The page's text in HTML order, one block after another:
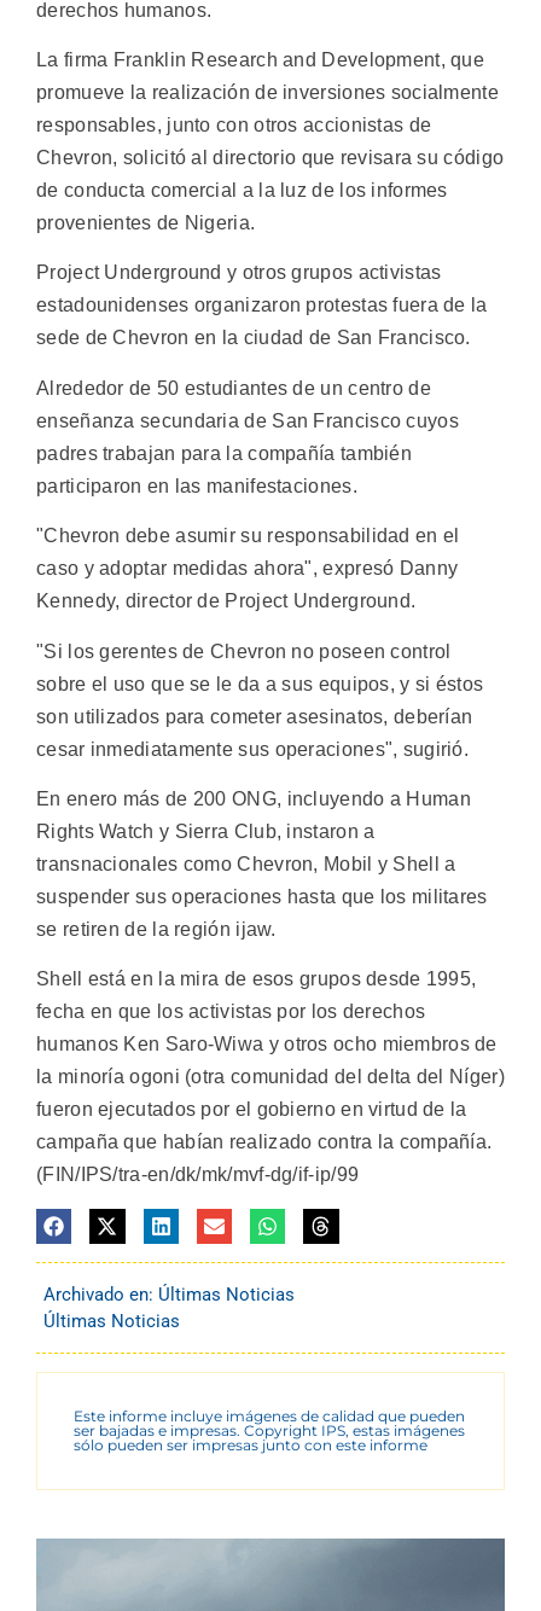
derechos humanos.
La firma Franklin Research and Development, que
promueve la realización de inversiones socialmente
responsables, junto con otros accionistas de
Chevron, solicitó al directorio que revisara su código
de conducta comercial a la luz de los informes
provenientes de Nigeria.
Project Underground y otros grupos activistas
estadounidenses organizaron protestas fuera de la
sede de Chevron en la ciudad de San Francisco.
Alrededor de 50 estudiantes de un centro de
enseñanza secundaria de San Francisco cuyos
padres trabajan para la compañía también
participaron en las manifestaciones.
"Chevron debe asumir su responsabilidad en el
caso y adoptar medidas ahora", expresó Danny
Kennedy, director de Project Underground.
"Si los gerentes de Chevron no poseen control
sobre el uso que se le da a sus equipos, y si éstos
son utilizados para cometer asesinatos, deberían
cesar inmediatamente sus operaciones", sugirió.
En enero más de 200 ONG, incluyendo a Human
Rights Watch y Sierra Club, instaron a
transnacionales como Chevron, Mobil y Shell a
suspender sus operaciones hasta que los militares
se retiren de la región ijaw.
Shell está en la mira de esos grupos desde 1995,
fecha en que los activistas por los derechos
humanos Ken Saro-Wiwa y otros ocho miembros de
la minoría ogoni (otra comunidad del delta del Níger)
fueron ejecutados por el gobierno en virtud de la
campaña que habían realizado contra la compañía.
(FIN/IPS/tra-en/dk/mk/mvf-dg/if-ip/99
Archivado en: Últimas Noticias
Últimas Noticias
Este informe incluye imágenes de calidad que pueden
ser bajadas e impresas. Copyright IPS, estas imágenes
sólo pueden ser impresas junto con este informe